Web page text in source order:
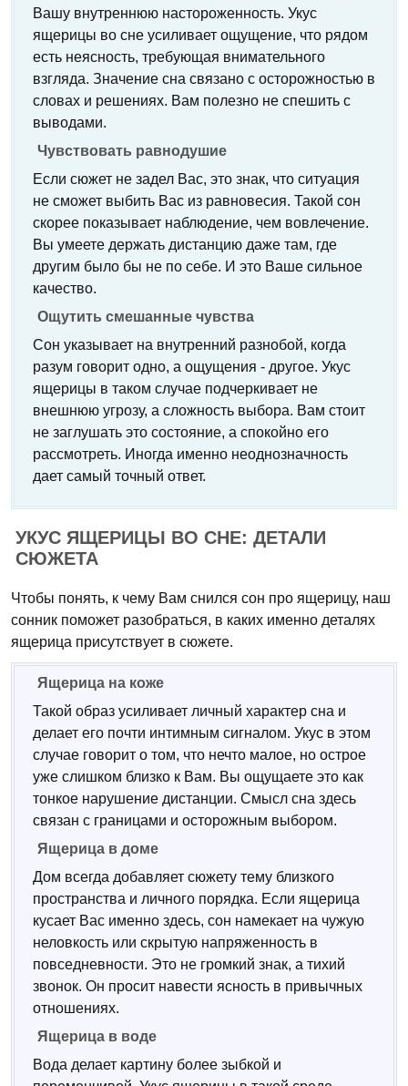
Вашу внутреннюю настороженность. Укус
ящерицы во сне усиливает ощущение, что рядом
есть неясность, требующая внимательного
взгляда. Значение сна связано с осторожностью в
словах и решениях. Вам полезно не спешить с
выводами.
Чувствовать равнодушие
Если сюжет не задел Вас, это знак, что ситуация
не сможет выбить Вас из равновесия. Такой сон
скорее показывает наблюдение, чем вовлечение.
Вы умеете держать дистанцию даже там, где
другим было бы не по себе. И это Ваше сильное
качество.
Ощутить смешанные чувства
Сон указывает на внутренний разнобой, когда
разум говорит одно, а ощущения - другое. Укус
ящерицы в таком случае подчеркивает не
внешнюю угрозу, а сложность выбора. Вам стоит
не заглушать это состояние, а спокойно его
рассмотреть. Иногда именно неоднозначность
дает самый точный ответ.
УКУС ЯЩЕРИЦЫ ВО СНЕ: ДЕТАЛИ
СЮЖЕТА
Чтобы понять, к чему Вам снился сон про ящерицу, наш
сонник поможет разобраться, в каких именно деталях
ящерица присутствует в сюжете.
Ящерица на коже
Такой образ усиливает личный характер сна и
делает его почти интимным сигналом. Укус в этом
случае говорит о том, что нечто малое, но острое
уже слишком близко к Вам. Вы ощущаете это как
тонкое нарушение дистанции. Смысл сна здесь
связан с границами и осторожным выбором.
Ящерица в доме
Дом всегда добавляет сюжету тему близкого
пространства и личного порядка. Если ящерица
кусает Вас именно здесь, сон намекает на чужую
неловкость или скрытую напряженность в
повседневности. Это не громкий знак, а тихий
звонок. Он просит навести ясность в привычных
отношениях.
Ящерица в воде
Вода делает картину более зыбкой и